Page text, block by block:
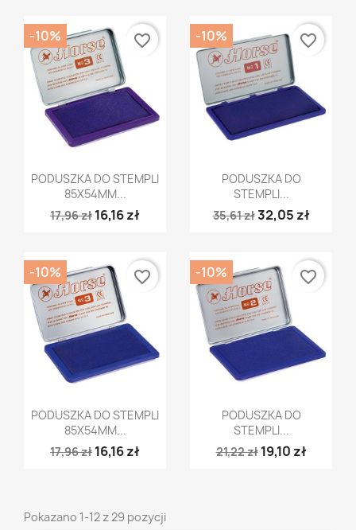
 Szybki podgląd
PODUSZKA DO STEMPLI
85X54MM...
17,96 zł 16,16 zł
-10% favorite_border
Szybki podgląd
PODUSZKA DO
STEMPLI...
35,61 zł32,05 zł
-10% favorite_border
 Szybki podgląd
PODUSZKA DO STEMPLI
85X54MM...
17,96 zł 16,16 zł
-10% favorite_border
Szybki podgląd
PODUSZKA DO
STEMPLI...
21,22 zł 19,10 zł
-10% favorite_border
Pokazano 1-12 z 29 pozycji